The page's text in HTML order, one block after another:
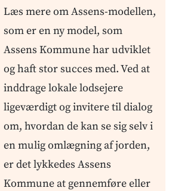
Læs mere om Assens-modellen,
som er en ny model, som
Assens Kommune har udviklet
og haft stor succes med. Ved at
inddrage lokale lodsejere
ligeværdigt og invitere til dialog
om, hvordan de kan se sig selv i
en mulig omlægning af jorden,
er det lykkedes Assens
Kommune at gennemføre eller